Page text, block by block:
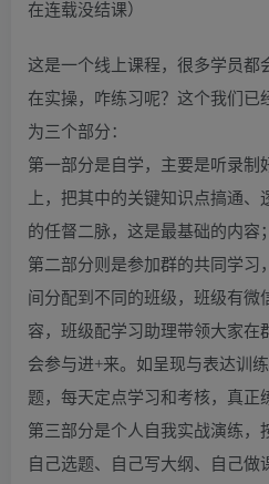
在连载没结课）
这是一个线上课程，很多学员都
在实操，咋练习呢？这个我们已
为三个部分：
第一部分是自学，主要是听录制
上，把其中的关键知识点搞通
的任督二脉，这是最基础的内容；
第二部分则是参加群的共同学习
间分配到不同的班级，班级有微
容，班级配学习助理带领大家在
会参与进+来。如呈现与表达训
题，每天定点学习和考核，真正
第三部分是个人自我实战演练，
自己选题、自己写大纲、自己做